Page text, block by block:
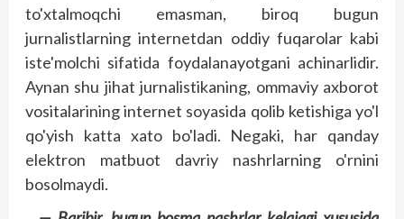
to'xtalmoqchi emasman, biroq bugun
jurnalistlarning internetdan oddiy fuqarolar kabi
iste'molchi sifatida foydalanayotgani achinarlidir.
Aynan shu jihat jurnalistikaning, ommaviy axborot
vositalarining internet soyasida qolib ketishiga yo'l
qo'yish katta xato bo'ladi. Negaki, har qanday
elektron matbuot davriy nashrlarning o'rnini
bosolmaydi.